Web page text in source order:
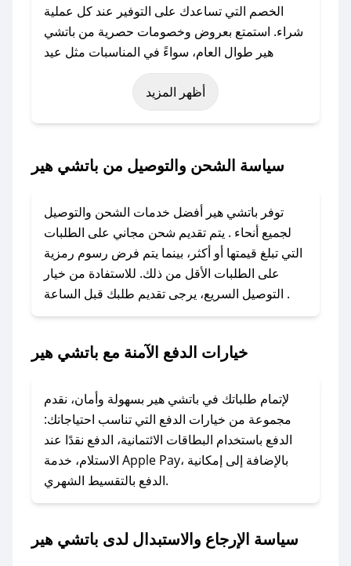
الخصم التي تساعدك على التوفير عند كل عملية
شراء. استمتع بعروض وخصومات حصرية من باتشي
هير طوال العام، سواءً في المناسبات مثل عيد
الفطر، عيد الأضحى، الجمعة البيضاء (شهر نوفمبر)،
رمضان، اليوم الوطني، يوم التأسيس، أو حتى عروض
باستخدام تطبيق صحصح، يمكنك العثور بسهولة على
تواصل معنا عبر تويتر أو البريد الإلكتروني لإضافته
بسرعة.
### كيفية استخدام كود خصم باتشي هير؟
1. انسخ كود الخصم من تطبيق صحصح.
2. الصقه في خانة الدفع عند التسوق من باتشي هير.
### ماذا أفعل إذا لم يعمل كود الخصم؟
الرسائل الخاصة على تويتر أو البريد الإلكتروني،
وسنقوم بحل المشكلة في أسرع وقت ممكن.
### ماذا أفعل إذا لم أجد كود خصم لمتجري
المفضل؟
في حال عدم توفر كوبونات لمتجرك المفضل، يمكنك
أسرع وقت ممكن.
أظهر المزيد
سياسة الشحن والتوصيل من باتشي هير
توفر باتشي هير أفضل خدمات الشحن والتوصيل
لجميع أنحاء . يتم تقديم شحن مجاني على الطلبات
التي تبلغ قيمتها أو أكثر، بينما يتم فرض رسوم رمزية
على الطلبات الأقل من ذلك. للاستفادة من خيار
التوصيل السريع، يرجى تقديم طلبك قبل الساعة .
خيارات الدفع الآمنة مع باتشي هير
لإتمام طلباتك في باتشي هير بسهولة وأمان، نقدم
مجموعة من خيارات الدفع التي تناسب احتياجاتك:
الدفع باستخدام البطاقات الائتمانية، الدفع نقدًا عند
الاستلام، خدمة Apple Pay، بالإضافة إلى إمكانية
الدفع بالتقسيط الشهري.
سياسة الإرجاع والاستبدال لدى باتشي هير